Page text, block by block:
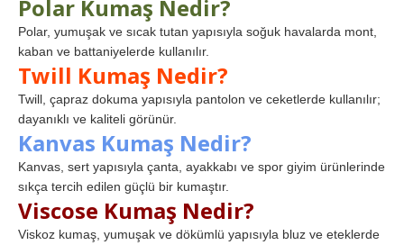
Polar Kumaş Nedir?
Polar, yumuşak ve sıcak tutan yapısıyla soğuk havalarda mont,
kaban ve battaniyelerde kullanılır.
Twill Kumaş Nedir?
Twill, çapraz dokuma yapısıyla pantolon ve ceketlerde kullanılır;
dayanıklı ve kaliteli görünür.
Kanvas Kumaş Nedir?
Kanvas, sert yapısıyla çanta, ayakkabı ve spor giyim ürünlerinde
sıkça tercih edilen güçlü bir kumaştır.
Viscose Kumaş Nedir?
Viskoz kumaş, yumuşak ve dökümlü yapısıyla bluz ve eteklerde